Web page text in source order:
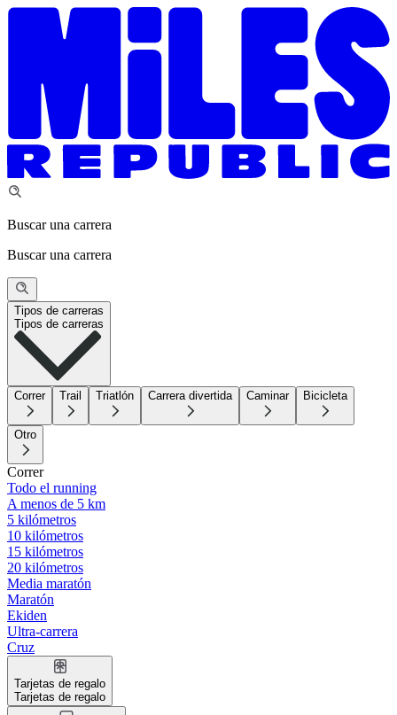
Buscar una carrera
Buscar una carrera
Tipos de carreras
Tipos de carreras
Correr Trail Triatlón Carrera divertida Caminar Bicicleta
Otro
Correr
Todo el running
A menos de 5 km
5 kilómetros
10 kilómetros
15 kilómetros
20 kilómetros
Media maratón
Maratón
Ekiden
Ultra-carrera
Cruz
Tarjetas de regalo
Tarjetas de regalo